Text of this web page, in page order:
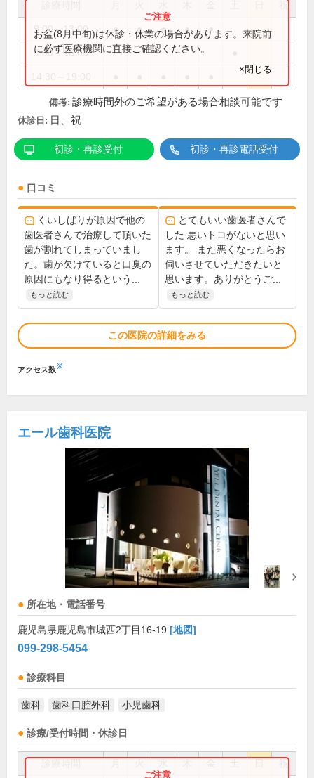
祝
9:00～13:00 ● ● ● ● ●
9:00～16:00
お盆(8月中旬)は休診・休業の場合があります。来院前
に必ず医療機関に直接ご確認ください。
×閉じる
備考: 診療時間外のご希望がある場合相談可能です
休診日: 日、祝
初診・再診受付 初診・再診電話受付
口コミ
くいしばりが原因で他の
歯医者さんで治療して頂いた
歯が割れてしまっていまし
た。歯が欠けていると口臭の
原因にもなり得るという...
もっと読む
とてもいい歯医者さんで
した 悪いトコがないと思い
ます。 また悪くなったらお
伺いさせていただきたいと
思います。ありがとうご...
もっと読む
この医院の詳細をみる
アクセス数※
エール歯科医院
所在地・電話番号
鹿児島県鹿児島市城西2丁目16-19 [地図]
099-298-5454
診療科目
歯科 歯科口腔外科 小児歯科
診療/受付時間・休診日
祝